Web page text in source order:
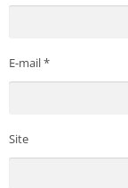
E-mail*
Site